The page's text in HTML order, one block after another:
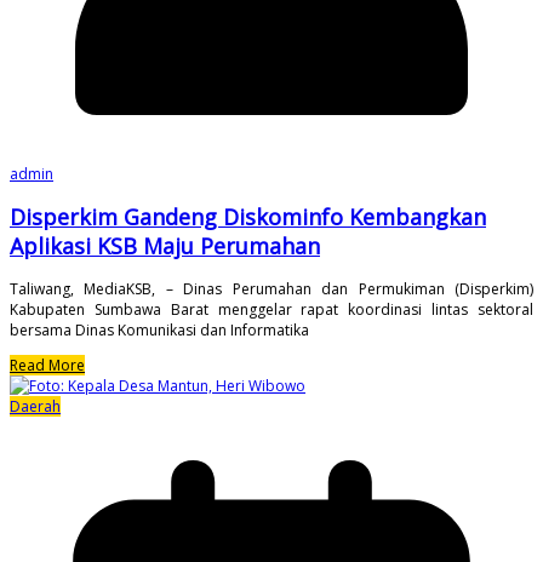
admin
Disperkim Gandeng Diskominfo Kembangkan
Aplikasi KSB Maju Perumahan
Taliwang, MediaKSB, – Dinas Perumahan dan Permukiman (Disperkim)
Kabupaten Sumbawa Barat menggelar rapat koordinasi lintas sektoral
bersama Dinas Komunikasi dan Informatika
Read More
Daerah